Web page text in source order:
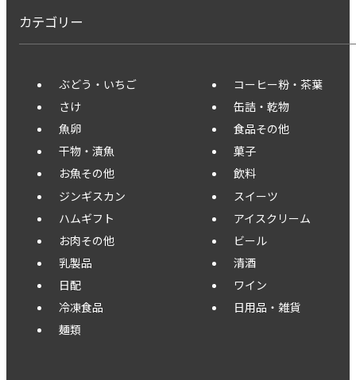
カテゴリー
ぶどう・いちご
さけ
魚卵
干物・漬魚
お魚その他
ジンギスカン
ハムギフト
お肉その他
乳製品
日配
冷凍食品
麺類
コーヒー粉・茶葉
缶詰・乾物
食品その他
菓子
飲料
スイーツ
アイスクリーム
ビール
清酒
ワイン
日用品・雑貨